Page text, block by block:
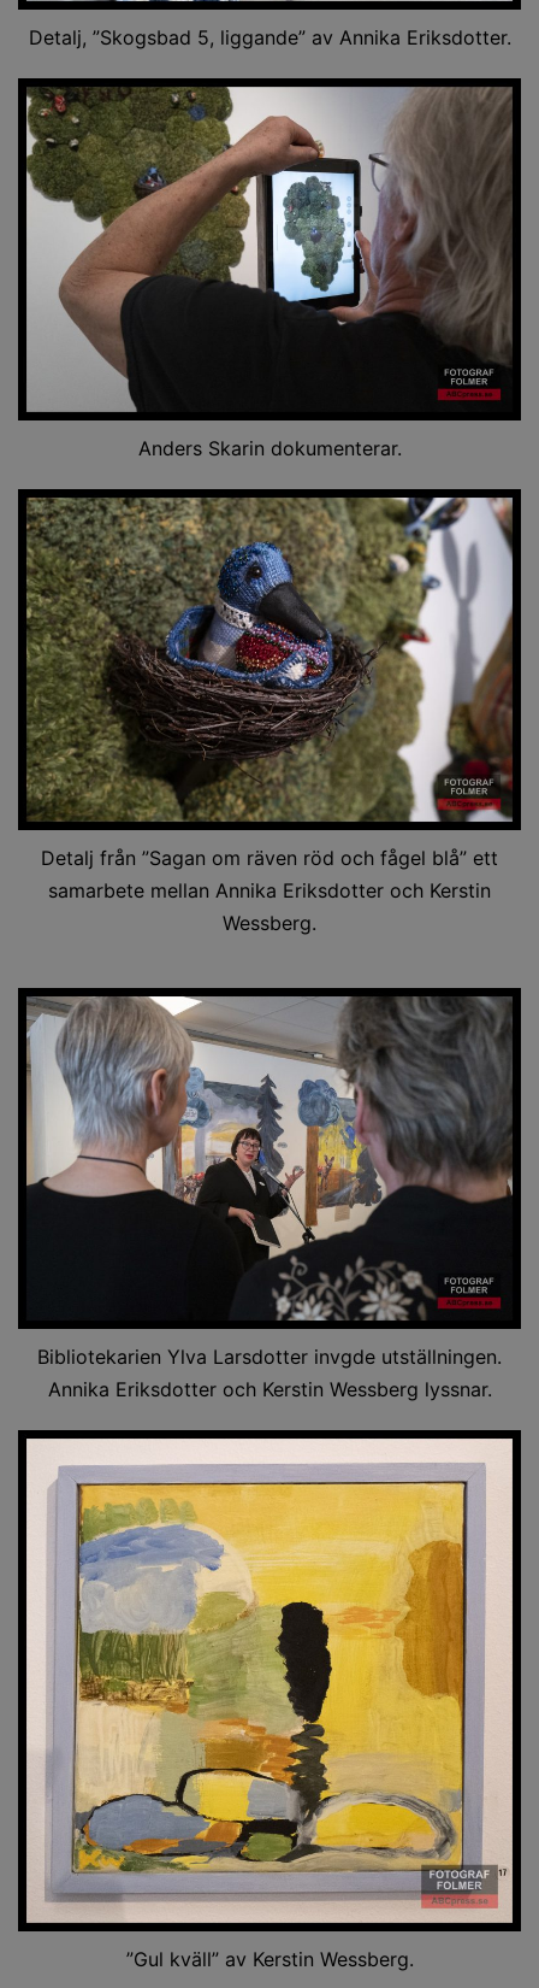
Detalj, ”Skogsbad 5, liggande” av Annika Eriksdotter.
Anders Skarin dokumenterar.
Detalj från ”Sagan om räven röd och fågel blå” ett
samarbete mellan Annika Eriksdotter och Kerstin
Wessberg.
Bibliotekarien Ylva Larsdotter invgde utställningen.
Annika Eriksdotter och Kerstin Wessberg lyssnar.
”Gul kväll” av Kerstin Wessberg.